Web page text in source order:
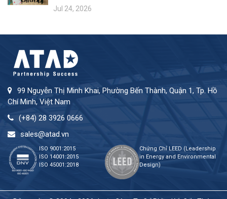
Jul 24, 2026
99 Nguyễn Thị Minh Khai, Phường Bến Thành, Quận 1, Tp. Hồ
Chí Minh, Việt Nam
(+84) 28 3926 0666
sales@atad.vn
ISO 9001:2015
ISO 14001:2015
ISO 45001:2018
Chứng Chỉ LEED (Leadership
in Energy and Environmental
Design)